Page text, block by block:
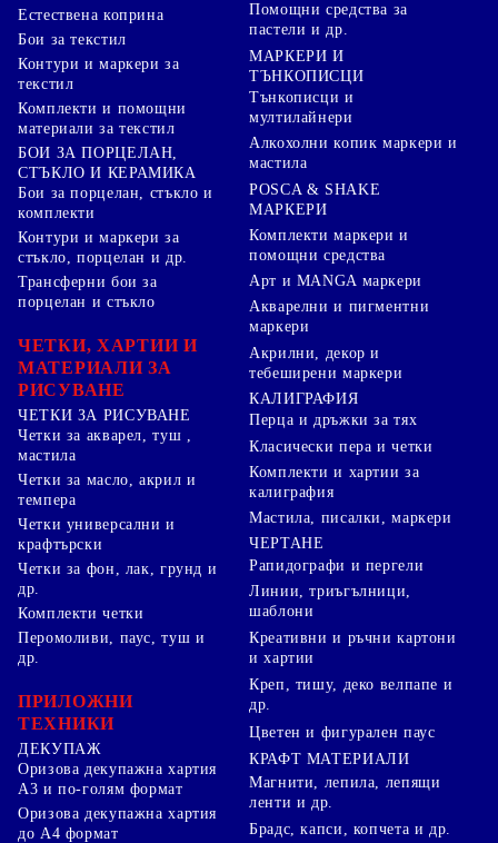
Естествена коприна
Бои за текстил
Контури и маркери за
текстил
Комплекти и помощни
материали за текстил
БОИ ЗА ПОРЦЕЛАН,
СТЪКЛО И КЕРАМИКА
Бои за порцелан, стъкло и
комплекти
Контури и маркери за
стъкло, порцелан и др.
Трансферни бои за
порцелан и стъкло
ЧЕТКИ, ХАРТИИ И
МАТЕРИАЛИ ЗА
РИСУВАНЕ
ЧЕТКИ ЗА РИСУВАНЕ
Четки за акварел, туш ,
мастила
Четки за масло, акрил и
темпера
Четки универсални и
крафтърски
Четки за фон, лак, грунд и
др.
Комплекти четки
Помощни средства за
пастели и др.
МАРКЕРИ И
ТЪНКОПИСЦИ
Тънкописци и
мултилайнери
Алкохолни копик маркери и
мастила
POSCA & SHAKE
МАРКЕРИ
Комплекти маркери и
помощни средства
Арт и MANGA маркери
Акварелни и пигментни
маркери
Акрилни, декор и
тебеширени маркери
КАЛИГРАФИЯ
Перца и дръжки за тях
Класически пера и четки
Комплекти и хартии за
калиграфия
Мастила, писалки, маркери
ЧЕРТАНЕ
Рапидографи и пергели
Линии, триъгълници,
шаблони
Перомоливи, паус, туш и
др.
ПРИЛОЖНИ
ТЕХНИКИ
ДЕКУПАЖ
Оризова декупажна хартия
А3 и по-голям формат
Оризова декупажна хартия
до А4 формат
Креативни и ръчни картони
и хартии
Креп, тишу, деко велпапе и
др.
Цветен и фигурален паус
КРАФТ МАТЕРИАЛИ
Магнити, лепила, лепящи
ленти и др.
Брадс, капси, копчета и др.